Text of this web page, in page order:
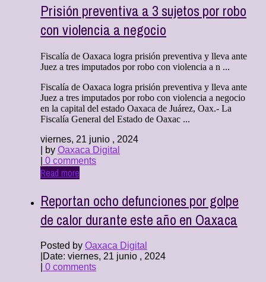
Prisión preventiva a 3 sujetos por robo
con violencia a negocio
Fiscalía de Oaxaca logra prisión preventiva y lleva ante
Juez a tres imputados por robo con violencia a n ...
Fiscalía de Oaxaca logra prisión preventiva y lleva ante
Juez a tres imputados por robo con violencia a negocio
en la capital del estado Oaxaca de Juárez, Oax.- La
Fiscalía General del Estado de Oaxac ...
viernes, 21 junio , 2024
| by Oaxaca Digital
0 comments
Read more
Reportan ocho defunciones por golpe
de calor durante este año en Oaxaca
Posted by Oaxaca Digital
Date: viernes, 21 junio , 2024
0 comments